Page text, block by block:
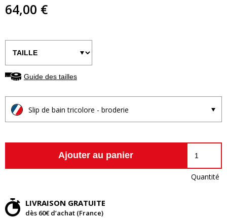
64,00 €
Guide des tailles
Slip de bain tricolore - broderie
Ajouter au panier
Quantité
LIVRAISON GRATUITE
dès 60€ d’achat (France)